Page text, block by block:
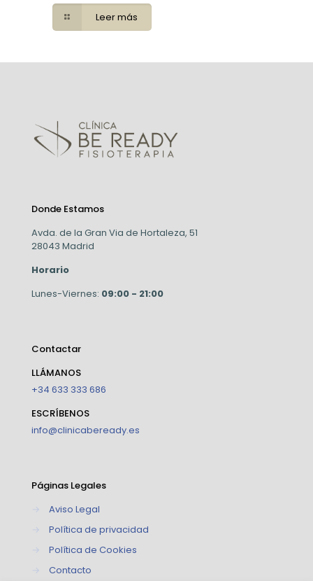
Leer más
Donde Estamos
Avda. de la Gran Via de Hortaleza, 51
28043 Madrid
Horario
Lunes-Viernes: 09:00 - 21:00
Contactar
LLÁMANOS
+34 633 333 686
ESCRÍBENOS
info@clinicabeready.es
Páginas Legales
→
Aviso Legal
→
Política de privacidad
→
Política de Cookies
→
Contacto